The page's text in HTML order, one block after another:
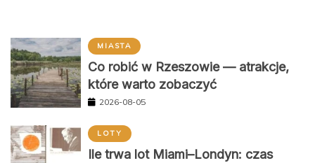
MIASTA
Co robić w Rzeszowie — atrakcje,
które warto zobaczyć
2026-08-05
LOTY
Ile trwa lot Miami–Londyn: czas